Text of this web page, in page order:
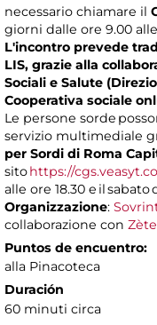
necessario chiamare il
giorni dalle ore 9.00 alle
L'incontro prevede
LIS, grazie alla
Sociali e Salute
Cooperativa sociale
Le persone sorde
servizio multimediale
per Sordi di Roma
sitohttps://
alle ore 18.30 e il sabato
Organizzazione:
collaborazione con
Puntos de encuentro:
alla Pinacoteca
Duración
60 minuti circa